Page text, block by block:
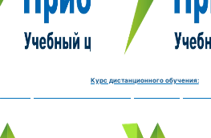
Курс дистанционного обучения: